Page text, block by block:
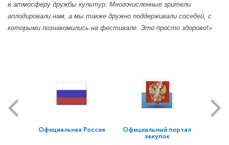
в атмосферу дружбы культур. Многочисленные зрители
аплодировали нам, а мы также дружно поддерживали соседей, с
которыми познакомились на фестивале. Это просто здорово!»
Официальная Россия Официальный портал
закупок